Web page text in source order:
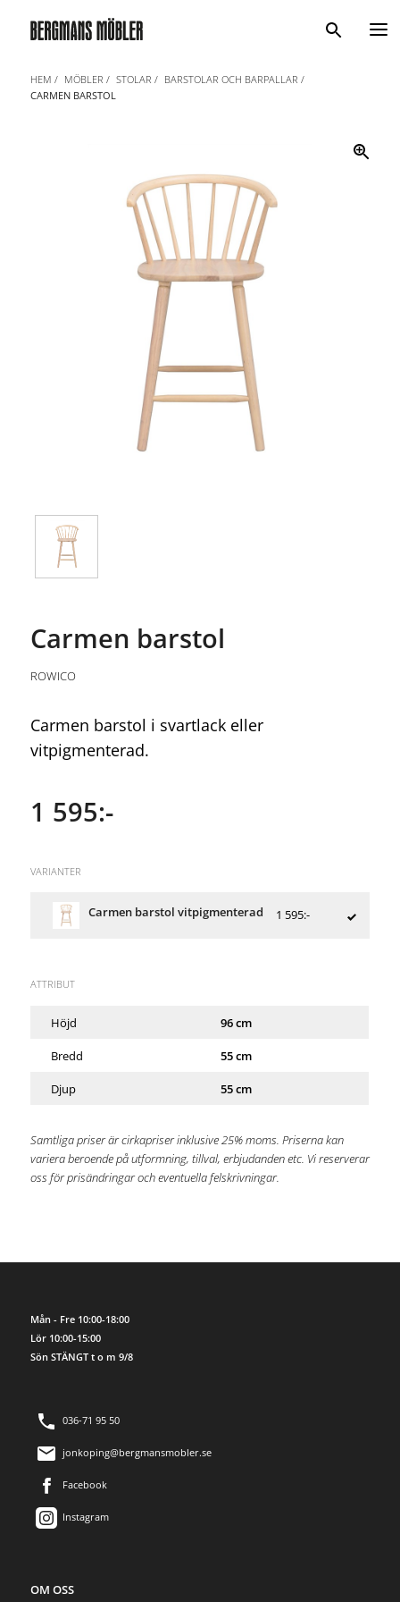
Sök
HEM MÖBLER STOLAR
BARSTOLAR OCH BARPALLAR
CARMEN BARSTOL
Carmen barstol
ROWICO
Carmen barstol i svartlack eller
vitpigmenterad.
1 595:-
VARIANTER
Carmen barstol vitpigmenterad 1 595:-
ATTRIBUT
Höjd 96 cm
Bredd 55 cm
Djup 55 cm
Samtliga priser är cirkapriser inklusive 25% moms. Priserna kan
variera beroende på utformning, tillval, erbjudanden etc. Vi reserverar
oss för prisändringar och eventuella felskrivningar.
Mån - Fre 10:00-18:00
Lör 10:00-15:00
Sön STÄNGT t o m 9/8
036-71 95 50
jonkoping@bergmansmobler.se
Facebook
Instagram
OM OSS